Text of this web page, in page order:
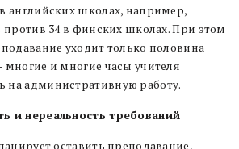
английских школах, например,
против 34 в финских школах. При этом
уходит только половина
многие и многие часы учителя
на административную работу.
и нереальность требований
оставить преподавание,